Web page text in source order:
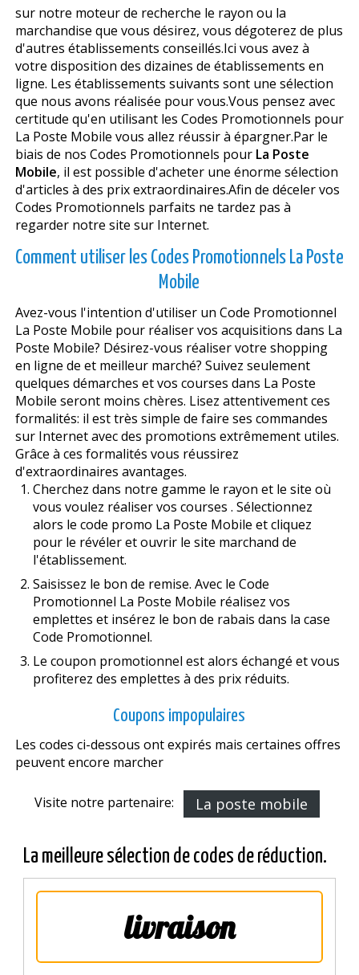
sur notre moteur de recherche le rayon ou la
marchandise que vous désirez, vous dégoterez de plus
d'autres établissements conseillés.Ici vous avez à
votre disposition des dizaines de établissements en
ligne. Les établissements suivants sont une sélection
que nous avons réalisée pour vous.Vous pensez avec
certitude qu'en utilisant les Codes Promotionnels pour
La Poste Mobile vous allez réussir à épargner.Par le
biais de nos Codes Promotionnels pour La Poste
Mobile, il est possible d'acheter une énorme sélection
d'articles à des prix extraordinaires.Afin de déceler vos
Codes Promotionnels parfaits ne tardez pas à
regarder notre site sur Internet.
Comment utiliser les Codes Promotionnels La Poste
Mobile
Avez-vous l'intention d'utiliser un Code Promotionnel
La Poste Mobile pour réaliser vos acquisitions dans La
Poste Mobile? Désirez-vous réaliser votre shopping
en ligne de et meilleur marché? Suivez seulement
quelques démarches et vos courses dans La Poste
Mobile seront moins chères. Lisez attentivement ces
formalités: il est très simple de faire ses commandes
sur Internet avec des promotions extrêmement utiles.
Grâce à ces formalités vous réussirez
d'extraordinaires avantages.
Cherchez dans notre gamme le rayon et le site où
vous voulez réaliser vos courses . Sélectionnez
alors le code promo La Poste Mobile et cliquez
pour le révéler et ouvrir le site marchand de
l'établissement.
Saisissez le bon de remise. Avec le Code
Promotionnel La Poste Mobile réalisez vos
emplettes et insérez le bon de rabais dans la case
Code Promotionnel.
Le coupon promotionnel est alors échangé et vous
profiterez des emplettes à des prix réduits.
Coupons impopulaires
Les codes ci-dessous ont expirés mais certaines offres
peuvent encore marcher
Visite notre partenaire: La poste mobile
La meilleure sélection de codes de réduction.
livraison